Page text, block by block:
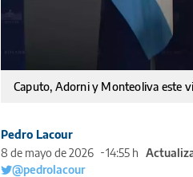
Caputo, Adorni y Monteoliva este
Pedro Lacour
8 de mayo de 2026
14:55 h
@pedrolacour